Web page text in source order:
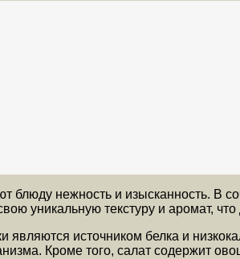
блюду нежность и изысканность. В
уникальную текстуру и аромат,
источником белка и
Кроме того, салат содержит